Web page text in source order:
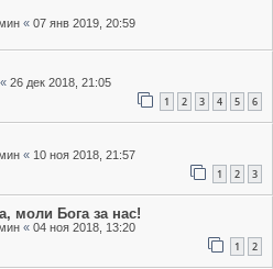
« 07 янв 2019, 20:59
« 26 дек 2018, 21:05
1 2 3 4 5 6
« 10 ноя 2018, 21:57
1 2 3
моли Бога за нас!
« 04 ноя 2018, 13:20
1 2